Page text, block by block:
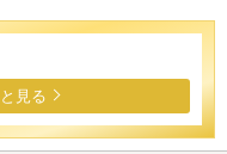
見る